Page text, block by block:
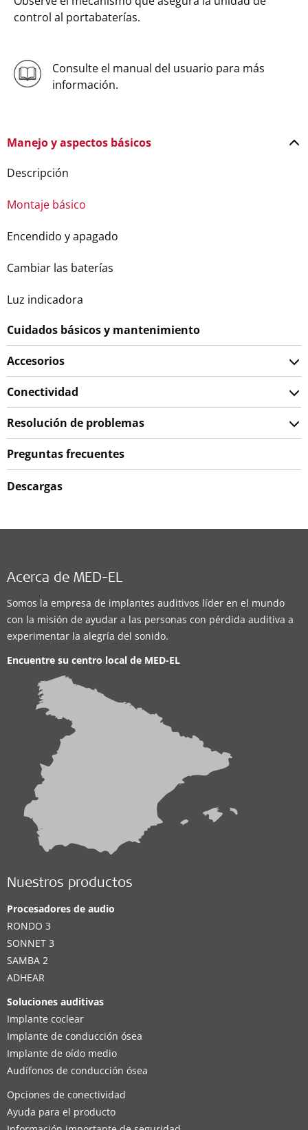
control al portabaterías.
Consulte el manual del usuario para más
información.
Manejo y aspectos básicos
Descripción
Montaje básico
Encendido y apagado
Cambiar las baterías
Luz indicadora
Cuidados básicos y mantenimiento
Accesorios
Conectividad
Resolución de problemas
Preguntas frecuentes
Descargas
Acerca de MED-EL
Somos la empresa de implantes auditivos líder en el mundo
con la misión de ayudar a las personas con pérdida auditiva a
experimentar la alegría del sonido.
Encuentre su centro local de MED-EL
Nuestros productos
Procesadores de audio
RONDO 3
SONNET 3
SAMBA 2
ADHEAR
Soluciones auditivas
Implante coclear
Implante de conducción ósea
Implante de oído medio
Audífonos de conducción ósea
Opciones de conectividad
Ayuda para el producto